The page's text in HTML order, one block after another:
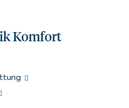
Komfort